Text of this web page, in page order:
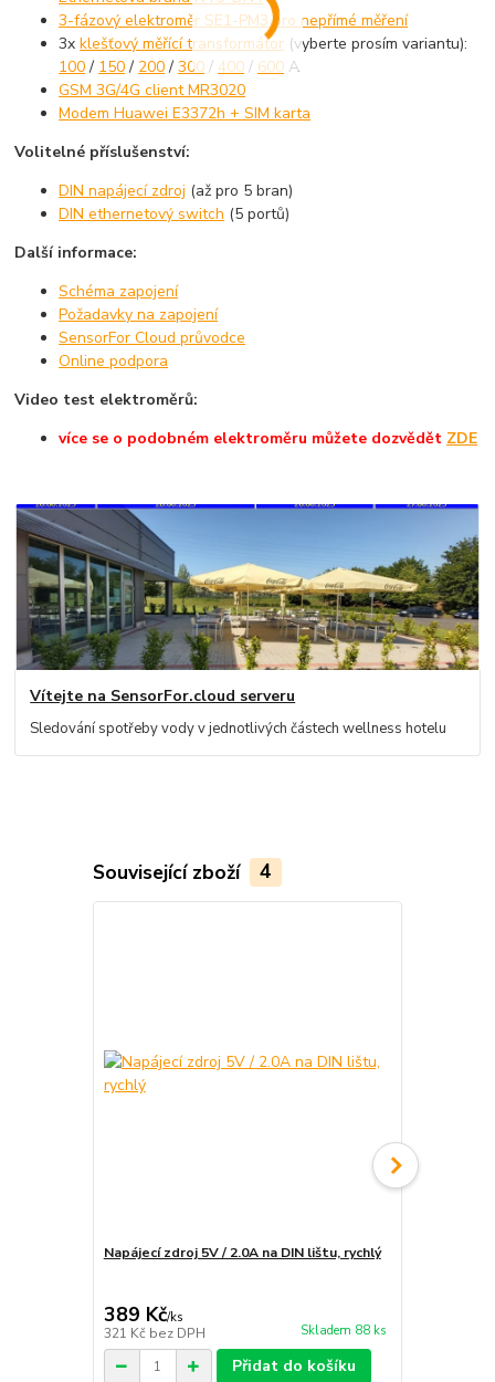
3-fázový elektroměr SE1-PM3 pro nepřímé měření
3xklešťový měřící transformátor (vyberte prosím variantu):
100/ 150/ 200/300 /400 / 600 A
GSM 3G/4G client MR3020
Modem Huawei E3372h + SIM karta
Volitelné příslušenství:
DIN napájecí zdroj (až pro 5 bran)
DIN ethernetový switch (5 portů)
Další informace:
Schéma zapojení
Požadavky na zapojení
SensorFor Cloud průvodce
Online podpora
Video test elektroměrů:
více se o podobném elektroměru můžete dozvědět ZDE
Vítejte na SensorFor.cloud serveru
Sledování spotřeby vody v jednotlivých částech wellness hotelu
Související zboží 4
Napájecí zdroj 5V / 2.0A na DIN lištu, rychlý
389 Kč/ks
321 Kč bez DPH Skladem 88 ks
Přidat do košíku